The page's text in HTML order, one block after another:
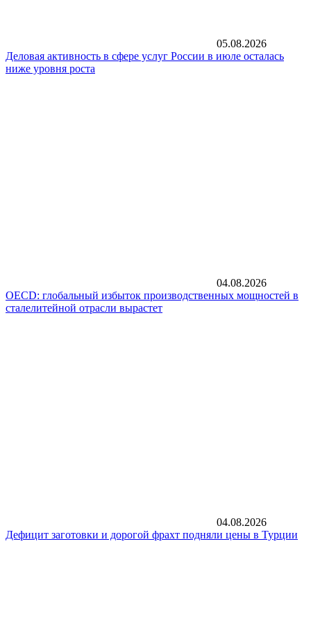
05.08.2026
Деловая активность в сфере услуг России в июле осталась
ниже уровня роста
04.08.2026
OECD: глобальный избыток производственных мощностей в
сталелитейной отрасли вырастет
04.08.2026
Дефицит заготовки и дорогой фрахт подняли цены в Турции